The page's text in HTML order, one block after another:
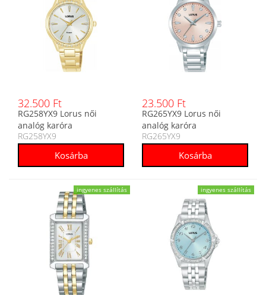
32.500 Ft
RG258YX9 Lorus női
analóg karóra
RG258YX9
23.500 Ft
RG265YX9 Lorus női
analóg karóra
RG265YX9
ingyenes szállítás ingyenes szállítás